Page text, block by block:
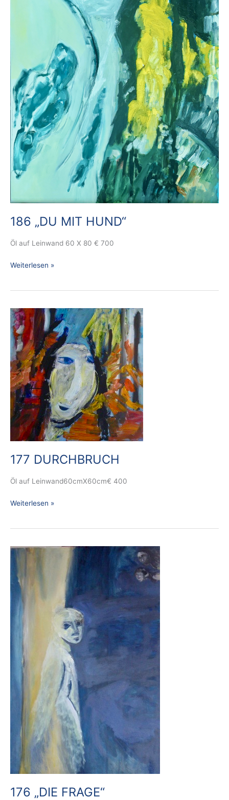
186 „DU MIT HUND“
Öl auf Leinwand 60 X 80 € 700
Weiterlesen »
177 DURCHBRUCH
Öl auf Leinwand60cmX60cm€ 400
177
DURCHBRUCH
Weiterlesen »
176 „DIE FRAGE“
176
FRAGE“